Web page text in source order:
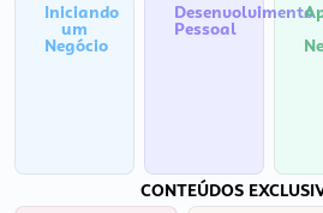
Iniciando
um
Negócio
Desenvolvimento
Pessoal
CONTEÚDOS